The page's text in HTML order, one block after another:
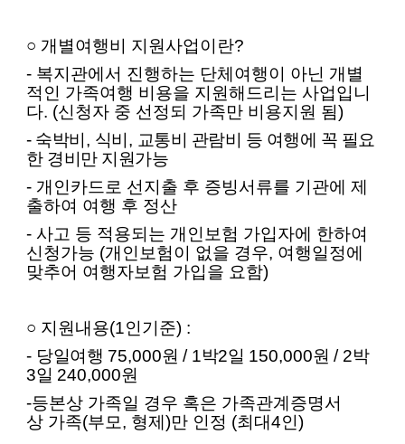
○ 개별여행비 지원사업이란?
- 복지관에서 진행하는 단체여행이 아닌 개별
적인 가족여행 비용을 지원해드리는 사업입니
다. (신청자 중 선정되 가족만 비용지원 됨)
- 숙박비 , 식비 , 교통비 관람비 등 여행에 꼭 필요
한 경비만 지원가능
- 개인카드로 선지출 후 증빙서류를 기관에 제
출하여 여행 후 정산
- 사고 등 적용되는 개인보험 가입자에 한하여
신청가능 (개인보험이 없을 경우, 여행일정에
맞추어 여행자보험 가입을 요함)
○ 지원내용(1인기준) :
- 당일여행 75,000원 / 1박2일 150,000원 / 2박
3일 240,000원
-등본상 가족일 경우 혹은 가족관계증명서
상 가족(부모, 형제)만 인정 (최대4인)